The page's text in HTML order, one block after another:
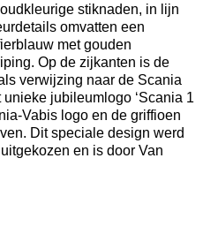
stiknaden, in lijn
omvatten een
met gouden
Op de zijkanten is de
verwijzing naar de Scania
jubileumlogo ‘Scania 1
Vabis logo en de griffioen
Dit speciale design werd
en is door Van